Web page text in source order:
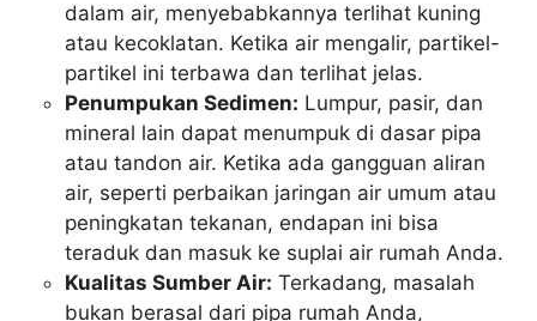
dalam air, menyebabkannya terlihat kuning
atau kecoklatan. Ketika air mengalir, partikel-
partikel ini terbawa dan terlihat jelas.
Penumpukan Sedimen: Lumpur, pasir, dan
mineral lain dapat menumpuk di dasar pipa
atau tandon air. Ketika ada gangguan aliran
air, seperti perbaikan jaringan air umum atau
peningkatan tekanan, endapan ini bisa
teraduk dan masuk ke suplai air rumah Anda.
Kualitas Sumber Air: Terkadang, masalah
bukan berasal dari pipa rumah Anda,